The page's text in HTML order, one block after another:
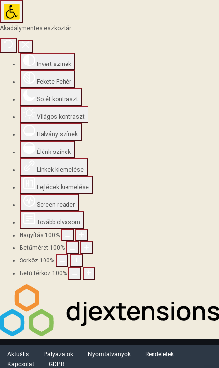
Akadálymentes eszköztár
Invert szinek
Fekete-Fehér
Sötét kontraszt
Világos kontraszt
Halvány színek
Élénk színek
Linkek kiemelése
Fejlécek kiemelése
Screen reader
Tovább olvasom
Nagyítás 100%
Betűméret 100%
Sorköz 100%
Betű térköz 100%
Aktuális Pályázatok Nyomtatványok
Rendeletek
Kapcsolat
GDPR